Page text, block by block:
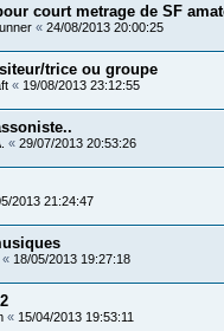
court metrage de SF
« 24/08/2013 20:00:25
trice ou groupe
« 19/08/2013 23:12:55
« 29/07/2013 20:53:26
2013 21:24:47
« 18/05/2013 19:27:18
« 15/04/2013 19:53:11